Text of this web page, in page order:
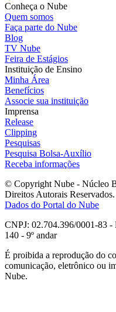
Conheça o Nube
Quem somos
Faça parte do Nube
Blog
TV Nube
Feira de Estágios
Instituição de Ensino
Minha Área
Benefícios
Associe sua instituição
Imprensa
Release
Clipping
Pesquisas
Pesquisa Bolsa-Auxílio
Receba informações
© Copyright Nube - Núcleo
Direitos Autorais Reservados.
Dados do Portal do Nube
CNPJ: 02.704.396/0001-83 -
140 - 9º andar
É proibida a reprodução do
comunicação, eletrônico ou
Nube.